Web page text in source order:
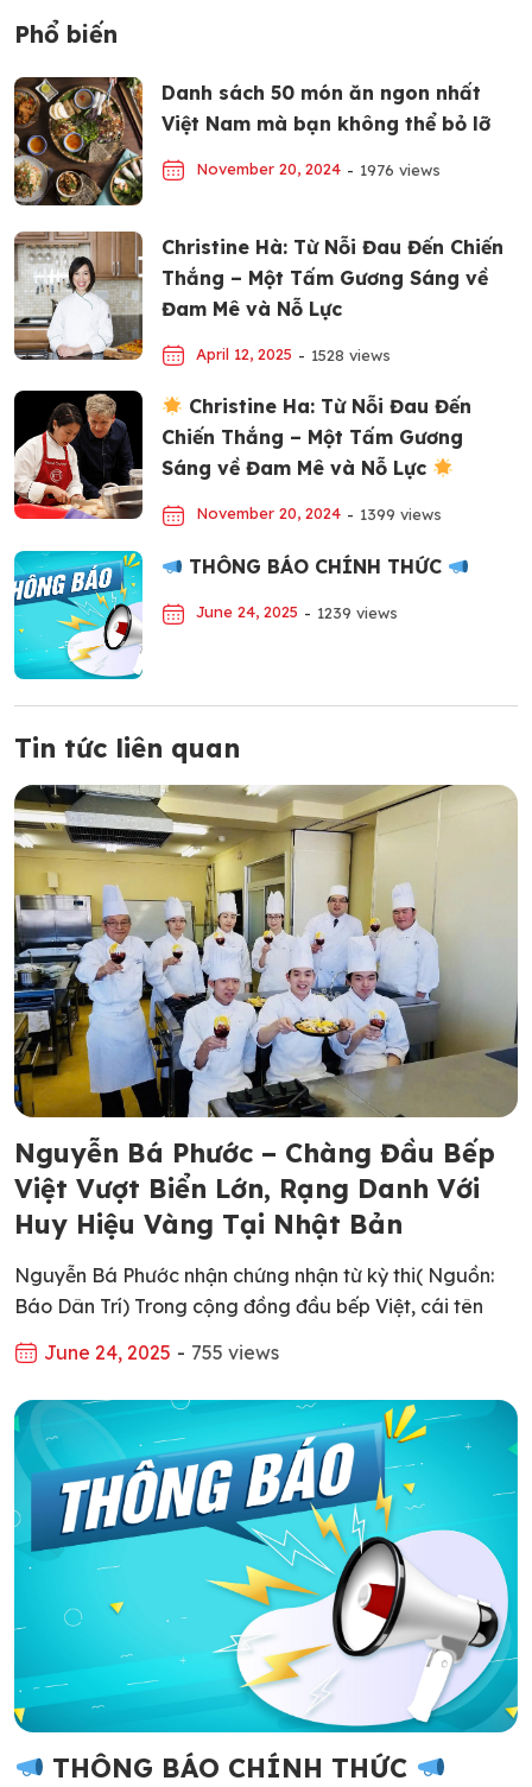
Phổ biến
Danh sách 50 món ăn ngon nhất
Việt Nam mà bạn không thể bỏ lỡ
November 20, 2024 - 1976 views
Christine Hà: Từ Nỗi Đau Đến Chiến
Thắng – Một Tấm Gương Sáng về
Đam Mê và Nỗ Lực
April 12, 2025 - 1528 views
Christine Ha: Từ Nỗi Đau Đến
Chiến Thắng – Một Tấm Gương
Sáng về Đam Mê và Nỗ Lực
November 20, 2024 - 1399 views
THÔNG BÁO CHÍNH THỨC
June 24, 2025 - 1239 views
Tin tức liên quan
Nguyễn Bá Phước – Chàng Đầu Bếp
Việt Vượt Biển Lớn, Rạng Danh Với
Huy Hiệu Vàng Tại Nhật Bản
Nguyễn Bá Phước nhận chứng nhận từ kỳ thi( Nguồn:
Báo Dân Trí) Trong cộng đồng đầu bếp Việt, cái tên
Nguyễn Bá Phước đã không còn xa lạ – đặc biệt với
những ai theo đuổi tinh thần và kỹ thuật nấu ăn chuẩn
mực của ẩm thực Nhật Bản. Vượt qua nhiều thử […]
June 24, 2025 - 755 views
THÔNG BÁO CHÍNH THỨC